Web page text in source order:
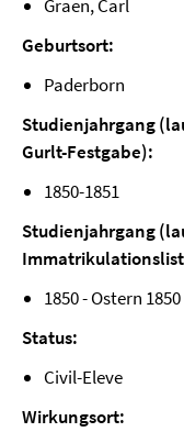
Graen, Carl
Geburtsort:
Paderborn
Studienjahrgang
Gurlt-Festgabe):
1850-1851
Studienjahrgang
1850 - Ostern 1850
Status:
Civil-Eleve
Wirkungsort: